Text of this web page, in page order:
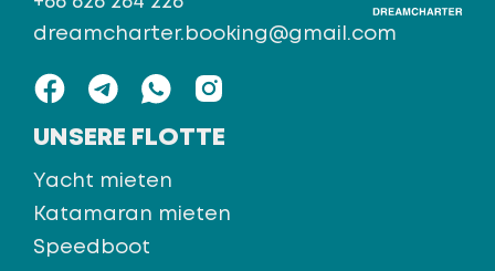
UNSERE FLOTTE
Yacht mieten
Katamaran mieten
Speedboot
dreamcharter.booking@gmail.com